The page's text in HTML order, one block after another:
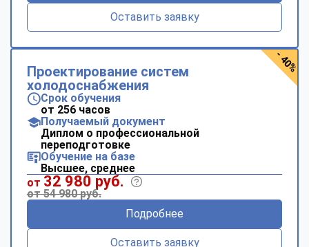
Оставить заявку
Проектирование систем
холодоснабжения
Срок обучения
от 256 часов
Получаемый документ
Диплом о профессиональной
переподготовке
Обучение на базе
Высшее, среднее
от 32 980 руб.
от 54 980 руб.
Подробнее
Оставить заявку
- 40%